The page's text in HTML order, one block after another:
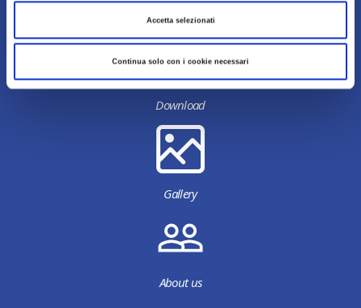
Accetta selezionati
Continua solo con i cookie necessari
Download
Gallery
About us